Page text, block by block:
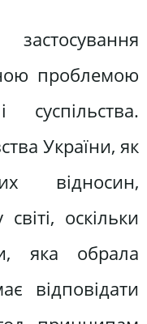
проблемою
України, як
відносин,
оскільки
яка обрала
відповідати